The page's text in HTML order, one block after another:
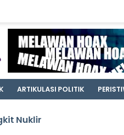
ARTIKULASI POLITIK
Nuklir